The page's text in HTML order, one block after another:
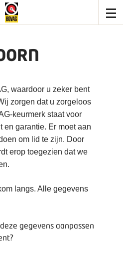
waardoor u zeker bent
zorgen dat u zorgeloos
keurmerk staat voor
en garantie. Er moet aan
om lid te zijn. Door
erop toegezien dat we
langs. Alle gegevens
gegevens aanpassen